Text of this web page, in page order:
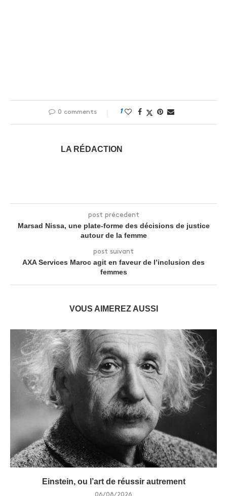
0 comments 1
LA RÉDACTION
post précedent
Marsad Nissa, une plate-forme des décisions de justice
autour de la femme
post suivant
AXA Services Maroc agit en faveur de l’inclusion des
femmes
VOUS AIMEREZ AUSSI
Einstein, ou l’art de réussir autrement
06/08/2026